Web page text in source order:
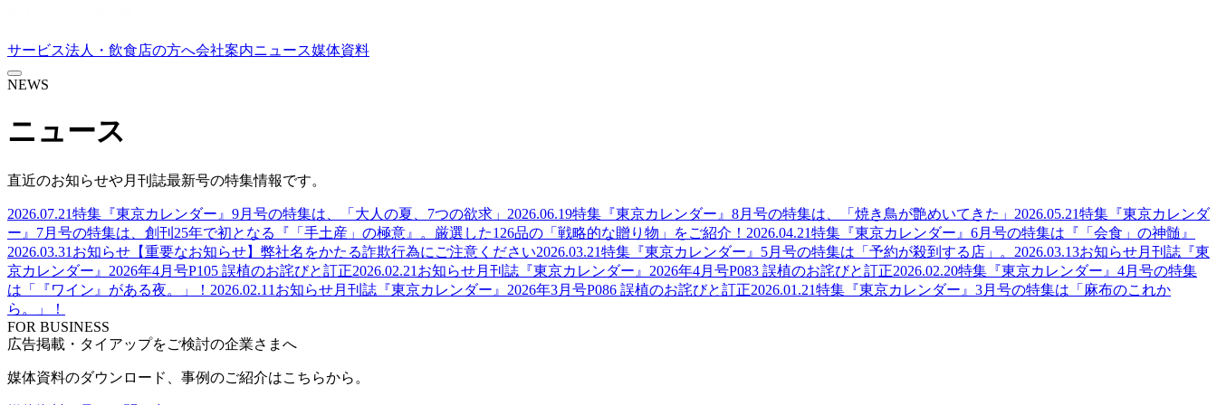
サービス法人・飲食店の方へ会社案内ニュース媒体資料
NEWS
ニュース
直近のお知らせや月刊誌最新号の特集情報です。
2026.07.21特集 『東京カレンダー』9月号の特集は、「大人の夏、7つの欲求」 2026.06.19特集 『東京カレンダー』8月号の特集は、「焼き鳥が艶めいてきた」 2026.05.21特集 『東京カレンダ
ー』7月号の特集は、創刊25年で初となる『「手土産」の極意』。厳選した126品の「戦略的な贈り物」をご紹介！ 2026.04.21特集 『東京カレンダー』6月号の特集は『「会食」の神髄』
2026.03.31 お知らせ 【重要なお知らせ】弊社名をかたる詐欺行為にご注意ください2026.03.21特集 『東京カレンダー』5月号の特集は「予約が殺到する店」。 2026.03.13お知らせ月刊誌『東
京カレンダー』2026年4月号P105 誤植のお詫びと訂正2026.02.21 お知らせ月刊誌『東京カレンダー』2026年4月号P083 誤植のお詫びと訂正2026.02.20特集 『東京カレンダー』4月号の特集
は「『ワイン』がある夜。」！ 2026.02.11 お知らせ月刊誌『東京カレンダー』2026年3月号P086 誤植のお詫びと訂正2026.01.21特集 『東京カレンダー』3月号の特集は「麻布のこれか
ら。」！
FOR BUSINESS
広告掲載・タイアップをご検討の企業さまへ
媒体資料のダウンロード、事例のご紹介はこちらから。